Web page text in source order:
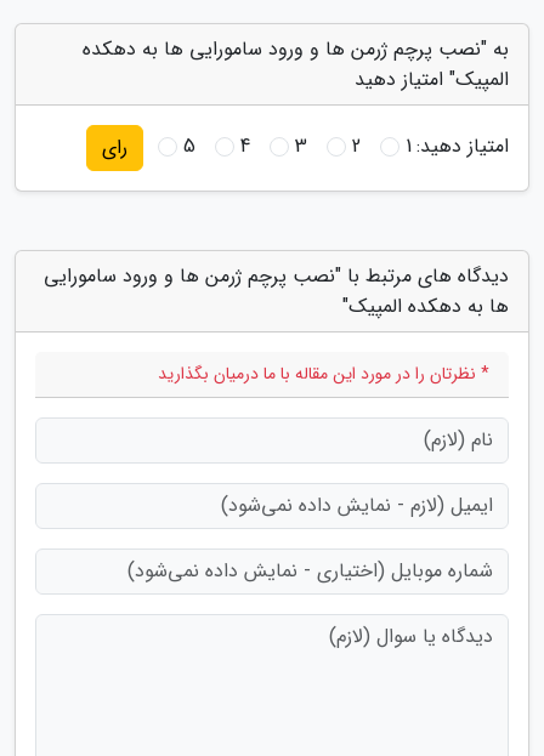
به "نصب پرچم ژرمن ها و ورود سامورایی ها به دهکده
المپیک" امتیاز دهید
امتیاز دهید:1
2
3
4
5 رای
دیدگاه های مرتبط با "نصب پرچم ژرمن ها و ورود سامورایی
ها به دهکده المپیک"
* نظرتان را در مورد این مقاله با ما درمیان بگذارید